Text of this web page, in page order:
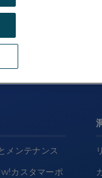
メンテナンス
カスタマーポ